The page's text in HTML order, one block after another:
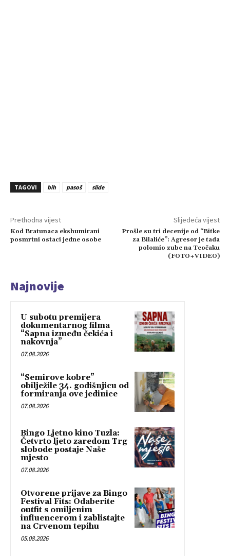
TAGOVI bih pasoš slide
Prethodna vijest
Kod Bratunaca ekshumirani
posmrtni ostaci jedne osobe
Slijedeća vijest
Prošle su tri decenije od “Bitke
za Bilaliće”: Agresor je tada
polomio zube na Teočaku
(FOTO+VIDEO)
Najnovije
U subotu premijera
dokumentarnog filma
“Sapna između čekića i
nakovnja”
07.08.2026
“Semirove kobre”
obilježile 34. godišnjicu od
formiranja ove jedinice
07.08.2026
Bingo Ljetno kino Tuzla:
Četvrto ljeto zaredom Trg
slobode postaje Naše
mjesto
07.08.2026
Otvorene prijave za Bingo
Festival Fits: Odaberite
outfit s omiljenim
influencerom i zablistajte
na Crvenom tepihu
05.08.2026